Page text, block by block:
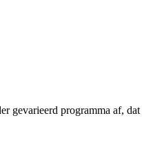
gevarieerd programma af, dat